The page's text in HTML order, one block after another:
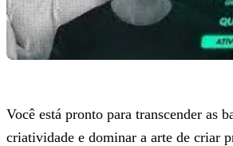
Você está pronto para transcender as
criatividade e dominar a arte de criar